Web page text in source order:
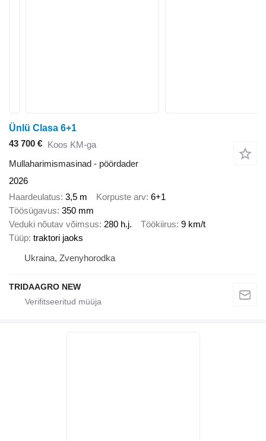
Ünlü Clasa 6+1
43 700 € Koos KM-ga
Mullaharimismasinad - pöördader
2026
Haardeulatus 3,5 m Korpuste arv 6+1
Töösügavus 350 mm
Veduki nõutav võimsus 280 h.j. Töökiirus 9 km/t
Tüüp traktori jaoks
Ukraina, Zvenyhorodka
TRIDAAGRO NEW